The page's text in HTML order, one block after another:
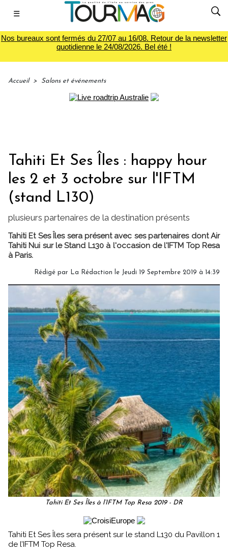
☰
Nos bureaux sont fermés du 27/07 au 16/08. Retour de la newsletter
quotidienne le 24/08/2026. Bel été !
Accueil > Salons et événements
Tahiti Et Ses Îles : happy hour
les 2 et 3 octobre sur l'IFTM
(stand L130)
plusieurs partenaires de la destination présents
Tahiti Et Ses Îles sera présent avec ses partenaires dont Air
Tahiti Nui sur le Stand L130 à l'occasion de l'IFTM Top Resa
à Paris.
Rédigé par La Rédaction le Jeudi 19 Septembre 2019 à 14:39
Tahiti Et Ses Îles à l’IFTM Top Resa 2019 - DR
Tahiti Et Ses Îles sera présent sur le stand L130 du Pavillon 1
de l’IFTM Top Resa.